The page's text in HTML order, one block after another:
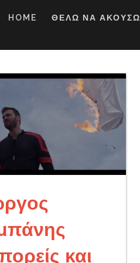
HOME ΘΕΛΩ ΝΑ ΑΚΟΥΣΩ
και